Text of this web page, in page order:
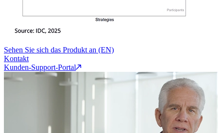
Sehen Sie sich das Produkt an (EN)
Kontakt
Kunden-Support-Portal